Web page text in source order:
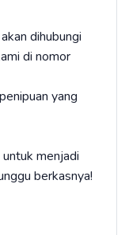
dihubungi
di nomor
yang
menjadi
berkasnya!